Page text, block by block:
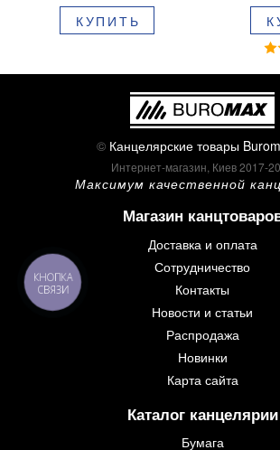
синие чернила в блистере
BM.8379-02
КУПИТЬ
© Канцелярские товары
Интернет-магазин, Киев 2017-
Максимум качественной
Магазин
Доставка и оплата
Сотрудничество
Контакты
Новости и статьи
Распродажа
Новинки
Карта сайта
Каталог канцелярии
Бумага
КНОПКА
СВЯЗИ